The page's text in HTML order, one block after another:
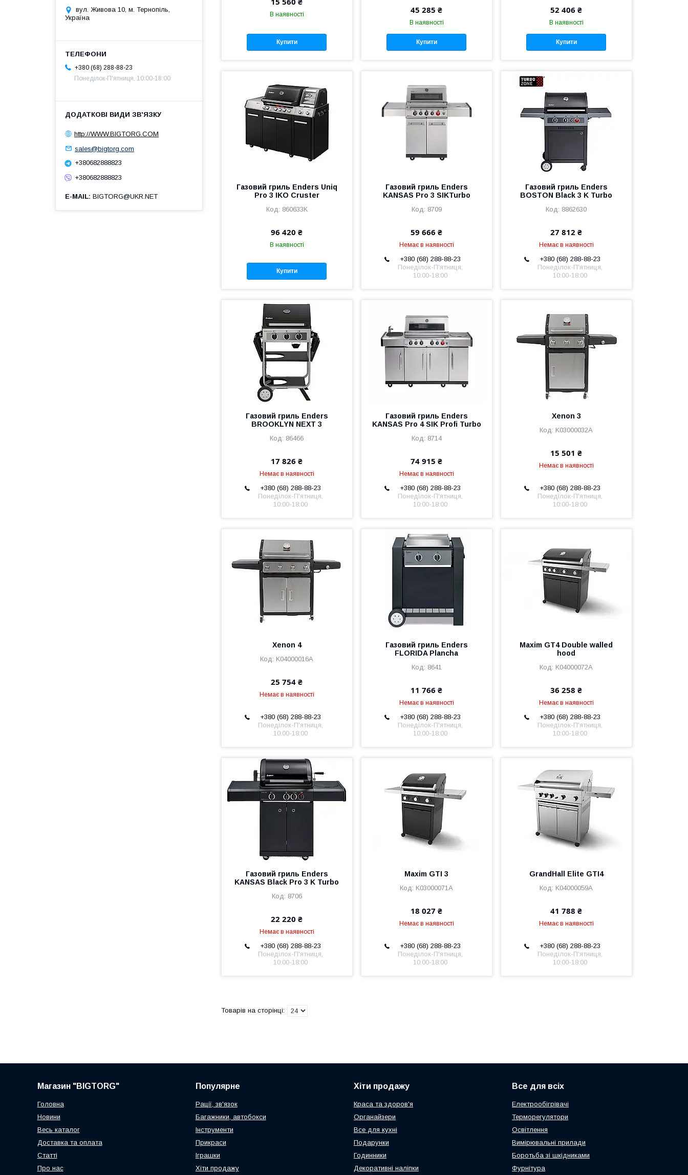
В наявності
Купити
45 285 ₴
В наявності
Купити
52 406 ₴
В наявності
Купити
Газовий гриль Enders Uniq
Pro 3 IKO Cruster
860633K
96 420 ₴
В наявності
Купити
Газовий гриль Enders
KANSAS Pro 3 SIKTurbo
8709
59 666 ₴
Немає в наявності
+380 (68) 288-88-23
Понеділок-П'ятниця,
10:00-18:00
Газовий гриль Enders
BOSTON Black 3 K Turbo
8862630
27 812 ₴
Немає в наявності
+380 (68) 288-88-23
Понеділок-П'ятниця,
10:00-18:00
Газовий гриль Enders
BROOKLYN NEXT 3
86466
17 826 ₴
Немає в наявності
+380 (68) 288-88-23
Понеділок-П'ятниця,
10:00-18:00
Газовий гриль Enders
KANSAS Pro 4 SIK Profi Turbo
8714
74 915 ₴
Немає в наявності
+380 (68) 288-88-23
Понеділок-П'ятниця,
10:00-18:00
Xenon 3
K03000032A
15 501 ₴
Немає в наявності
+380 (68) 288-88-23
Понеділок-П'ятниця,
10:00-18:00
Xenon 4
K04000016A
25 754 ₴
Немає в наявності
+380 (68) 288-88-23
Понеділок-П'ятниця,
10:00-18:00
Газовий гриль Enders
FLORIDA Plancha
8641
11 766 ₴
Немає в наявності
+380 (68) 288-88-23
Понеділок-П'ятниця,
10:00-18:00
Maxim GT4 Double walled
hood
K04000072A
36 258 ₴
Немає в наявності
+380 (68) 288-88-23
Понеділок-П'ятниця,
10:00-18:00
Газовий гриль Enders
KANSAS Black Pro 3 K Turbo
8706
22 220 ₴
Немає в наявності
+380 (68) 288-88-23
Понеділок-П'ятниця,
10:00-18:00
Maxim GTI 3
K03000071A
18 027 ₴
Немає в наявності
+380 (68) 288-88-23
Понеділок-П'ятниця,
10:00-18:00
GrandHall Elite GTI4
K04000059А
41 788 ₴
Немає в наявності
+380 (68) 288-88-23
Понеділок-П'ятниця,
10:00-18:00
вул. Живова 10, м. Тернопіль,
Україна
+380 (68) 288-88-23
Понеділок-П'ятниця, 10:00-18:00
http://WWW.BIGTORG.COM
sales@bigtorg.com
+380682888823
+380682888823
E-MAIL BIGTORG@UKR.NET
Магазин "BIGTORG"
Головна
Новини
Весь каталог
Доставка та оплата
Статті
Про нас
Популярне
Рації, зв'язок
Багажники, автобокси
Інструменти
Прикраси
Іграшки
Хіти продажу
Хіти продажу
Краса та здоров'я
Органайзери
Все для кухні
Подарунки
Годинники
Декоративні наліпки
Все для всіх
Електрообігрівачі
Терморегулятори
Освітлення
Вимірювальні прилади
Боротьба зі шкідниками
Фурнітура